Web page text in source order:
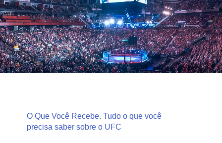
O Que Você Recebe. Tudo o que você
precisa saber sobre o UFC